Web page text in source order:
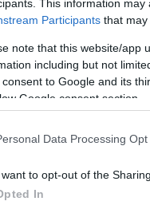
This information
Participants that may
note that this website/app
including but not
to Google and its
Google consent section.
Data Processing
want to opt-out of the
In
Szijjártó Péter
húsgalamb-ágazat